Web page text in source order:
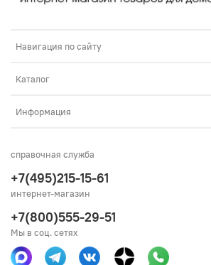
Навигация по сайту
Каталог
Информация
справочная служба
+7(495)215-15-61
интернет-магазин
+7(800)555-29-51
Мы в соц. сетях